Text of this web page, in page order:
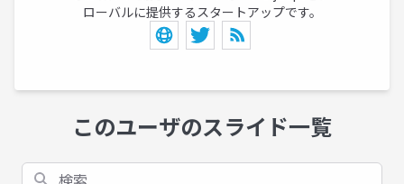
ローバルに提供するスタートアップです。
このユーザのスライド一覧
検索